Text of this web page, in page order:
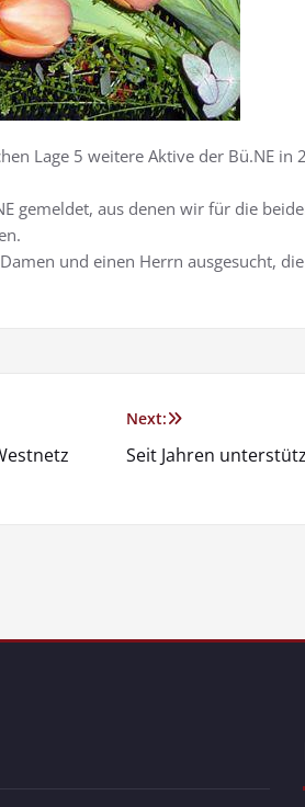
Lage 5 weitere Aktive der Bü.NE in
aus denen wir für die
und einen Herrn ausgesucht,
Next:
Seit Jahren